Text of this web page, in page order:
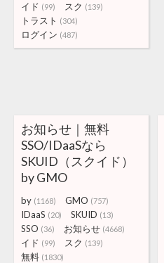
イド (99) スク (139)
トラスト (304)
ログイン (487)
お知らせ｜無料
SSO/IDaaSなら
SKUID（スクイド）
by GMO
by (1168) GMO (757)
IDaaS (20) SKUID (13)
SSO (36) お知らせ (4668)
イド (99) スク (139)
無料 (1830)